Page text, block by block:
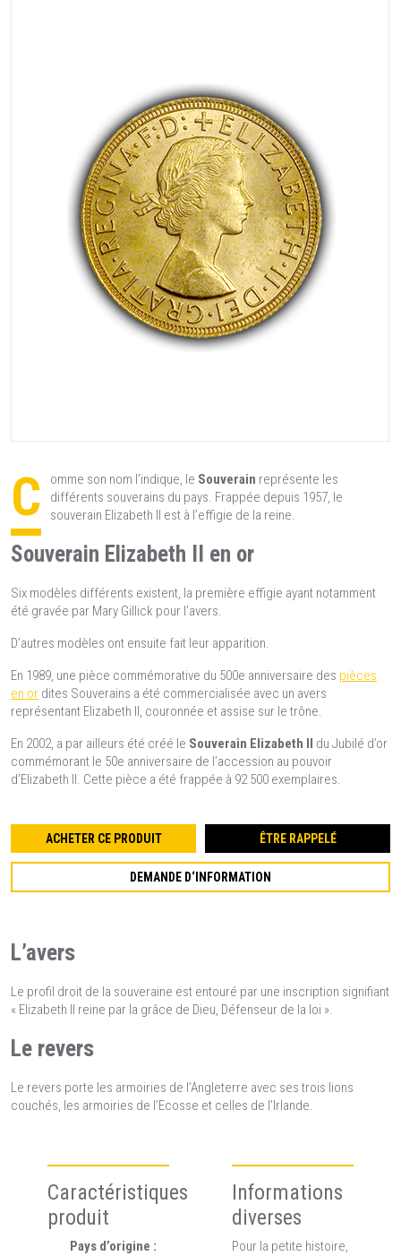
C omme son nom l’indique, le Souverain représente les
différents souverains du pays. Frappée depuis 1957, le
souverain Elizabeth II est à l’effigie de la reine.
Souverain Elizabeth II en or
Six modèles différents existent, la première effigie ayant notamment
été gravée par Mary Gillick pour l’avers.
D’autres modèles ont ensuite fait leur apparition.
En 1989, une pièce commémorative du 500e anniversaire des pièces
en or dites Souverains a été commercialisée avec un avers
représentant Elizabeth II, couronnée et assise sur le trône.
En 2002, a par ailleurs été créé le Souverain Elizabeth II
du Jubilé d’or
commémorant le 50e anniversaire de l’accession au pouvoir
d’Elizabeth II. Cette pièce a été frappée à 92 500 exemplaires.
ACHETER CE PRODUIT ÊTRE RAPPELÉ
DEMANDE D‘INFORMATION
L’avers
Le profil droit de la souveraine est entouré par une inscription signifiant
« Elizabeth II reine par la grâce de Dieu, Défenseur de la loi ».
Le revers
Le revers porte les armoiries de l’Angleterre avec ses trois lions
couchés, les armoiries de l’Ecosse et celles de l’Irlande.
Caractéristiques
produit
Pays d’origine :
Informations
diverses
Pour la petite histoire,